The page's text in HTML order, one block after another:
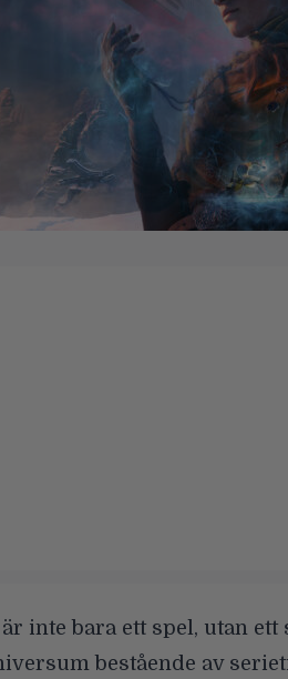
inte bara ett spel, utan ett
bestående av